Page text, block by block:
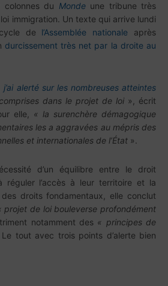
du Mondeune tribune très
immigration. Un texte qui arrive lundi
de l’Assemblée nationale après
durcissement très net par la droite au
j’ai alerté sur les nombreuses atteintes
comprises dans le projet de loi », écrit
elle, « la surenchère démagogique
les a aggravées au mépris des
et internationales de l’État ».
d’un équilibre entre le droit
réguler l’accès à leur territoire et la
droits fondamentaux, elle conclut
projet de loi bouleverse profondément
notamment des « principes de
tout avec trois points d’alerte bien